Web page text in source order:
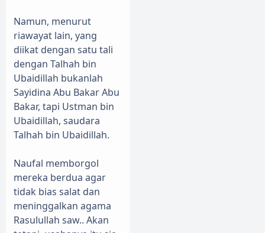
Namun, menurut
riawayat lain, yang
diikat dengan satu tali
dengan Talhah bin
Ubaidillah bukanlah
Sayidina Abu Bakar Abu
Bakar, tapi Ustman bin
Ubaidillah, saudara
Talhah bin Ubaidillah.
Naufal memborgol
mereka berdua agar
tidak bias salat dan
meninggalkan agama
Rasulullah saw.. Akan